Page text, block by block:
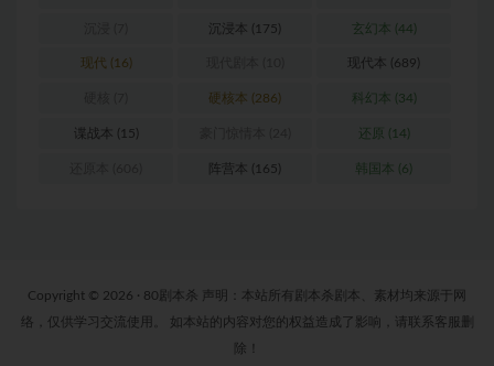
沉浸本 (175) 玄幻本 (44)
现代 (16) 现代本 (689)
硬核本 (286) 科幻本 (34)
谍战本 (15) 还原 (14)
阵营本 (165) 韩国本 (6)
Copyright © 2026 · 80剧本杀 声明：本站所有剧本杀剧本、素材均来源于网
络，仅供学习交流使用。 如本站的内容对您的权益造成了影响，请联系客服删
除！